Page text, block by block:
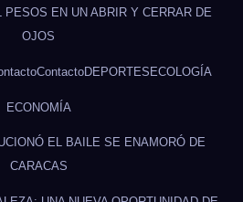
EN UN ABRIR Y CERRAR DE
OJOS
ContactoDEPORTES ECOLOGÍA
ECONOMÍA
EL BAILE SE ENAMORÓ DE
CARACAS